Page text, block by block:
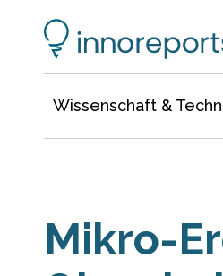
Wissenschaft &
Mikro-